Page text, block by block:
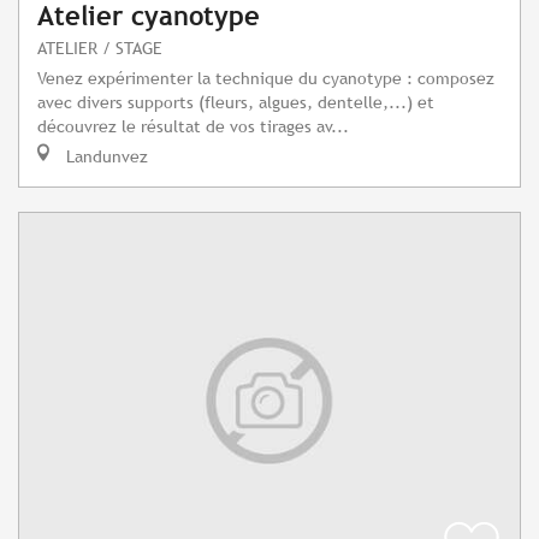
Atelier cyanotype
ATELIER / STAGE
Venez expérimenter la technique du cyanotype : composez
avec divers supports (fleurs, algues, dentelle,...) et
découvrez le résultat de vos tirages av...
Landunvez